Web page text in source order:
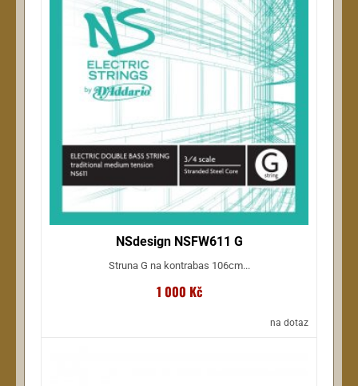
NSdesign NSFW611 G
Struna G na kontrabas 106cm...
1 000 Kč
na dotaz